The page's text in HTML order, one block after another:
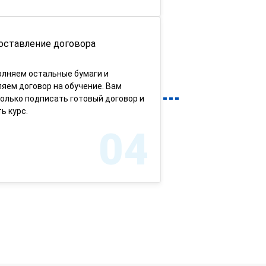
договора
остальные бумаги и
договор на обучение. Вам
подписать готовый договор и
курс.
04